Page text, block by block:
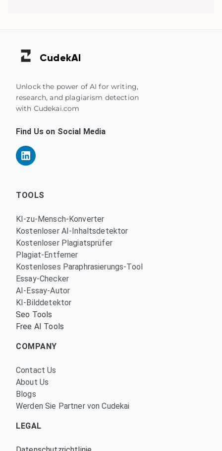
CudekAI
Unlock the power of AI for writing,
research, and plagiarism detection
with Cudekai.com
Find Us on Social Media
TOOLS
KI-zu-Mensch-Konverter
Kostenloser AI-Inhaltsdetektor
Kostenloser Plagiatsprüfer
Plagiat-Entferner
Kostenloses Paraphrasierungs-Tool
Essay-Checker
AI-Essay-Autor
KI-Bilddetektor
Seo Tools
Free AI Tools
COMPANY
Contact Us
About Us
Blogs
Werden Sie Partner von Cudekai
LEGAL